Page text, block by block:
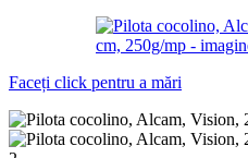
Faceți click pentru a mări